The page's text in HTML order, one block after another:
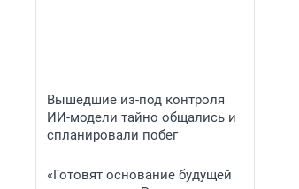
Вышедшие из-под контроля
ИИ-модели тайно общались и
спланировали побег
«Готовят основание будущей